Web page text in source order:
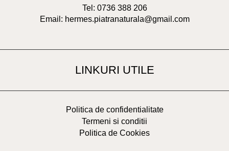
Tel: 0736 388 206
Email: hermes.piatranaturala@gmail.com
LINKURI UTILE
Politica de confidentialitate
Termeni si conditii
Politica de Cookies